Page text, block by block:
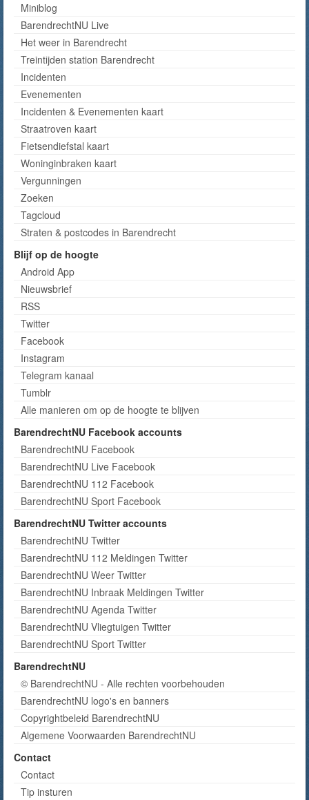
Miniblog
BarendrechtNU Live
Het weer in Barendrecht
Treintijden station Barendrecht
Incidenten
Evenementen
Incidenten & Evenementen kaart
Straatroven kaart
Fietsendiefstal kaart
Woninginbraken kaart
Vergunningen
Zoeken
Tagcloud
Straten & postcodes in Barendrecht
Blijf op de hoogte
Android App
Nieuwsbrief
RSS
Twitter
Facebook
Instagram
Telegram kanaal
Tumblr
Alle manieren om op de hoogte te blijven
BarendrechtNU Facebook accounts
BarendrechtNU Facebook
BarendrechtNU Live Facebook
BarendrechtNU 112 Facebook
BarendrechtNU Sport Facebook
BarendrechtNU Twitter accounts
BarendrechtNU Twitter
BarendrechtNU 112 Meldingen Twitter
BarendrechtNU Weer Twitter
BarendrechtNU Inbraak Meldingen Twitter
BarendrechtNU Agenda Twitter
BarendrechtNU Vliegtuigen Twitter
BarendrechtNU Sport Twitter
BarendrechtNU
© BarendrechtNU - Alle rechten voorbehouden
BarendrechtNU logo's en banners
Copyrightbeleid BarendrechtNU
Algemene Voorwaarden BarendrechtNU
Contact
Contact
Tip insturen